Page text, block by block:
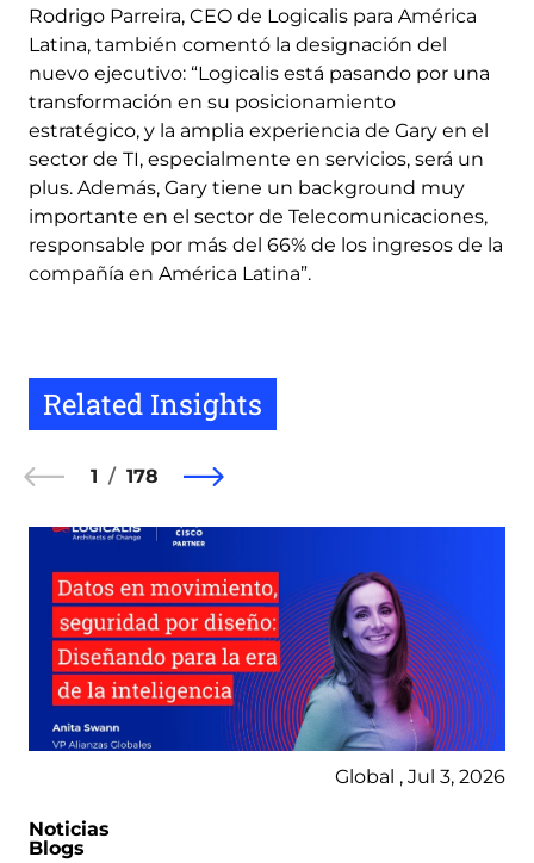
Rodrigo Parreira, CEO de Logicalis para América
Latina, también comentó la designación del
nuevo ejecutivo: “Logicalis está pasando por una
transformación en su posicionamiento
estratégico, y la amplia experiencia de Gary en el
sector de TI, especialmente en servicios, será un
plus. Además, Gary tiene un background muy
importante en el sector de Telecomunicaciones,
responsable por más del 66% de los ingresos de la
compañía en América Latina”.
Related Insights
1 178
Global , Jul 3, 2026
Noticias
Blogs